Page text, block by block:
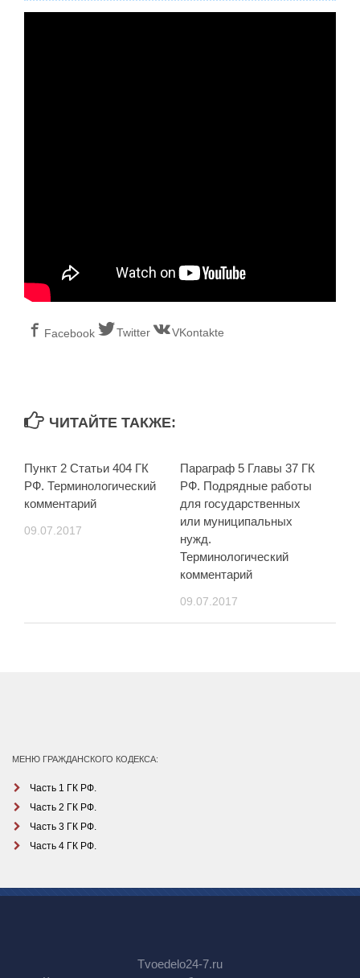
Facebook Twitter VKontakte
ЧИТАЙТЕ ТАКЖЕ:
Пункт 2 Статьи 404 ГК
РФ. Терминологический
комментарий
09.07.2017
Параграф 5 Главы 37 ГК
РФ. Подрядные работы
для государственных
или муниципальных
нужд.
Терминологический
комментарий
09.07.2017
МЕНЮ ГРАЖДАНСКОГО КОДЕКСА:
Часть 1 ГК РФ.
Часть 2 ГК РФ.
Часть 3 ГК РФ.
Часть 4 ГК РФ.
Tvoedelo24-7.ru